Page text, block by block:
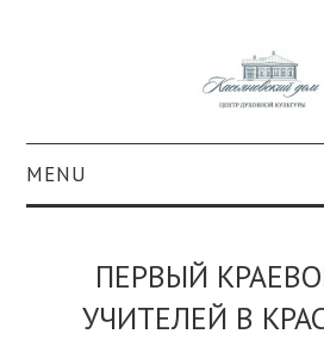
MENU
КОЛЛЕКЦИИ
ПЕРВЫЙ
УЧИТЕЛЕЙ В